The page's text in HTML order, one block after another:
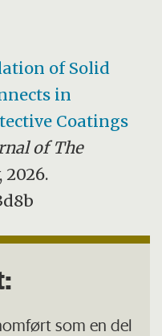
of Solid
in
Coatings
of The
, 2026.
som en del